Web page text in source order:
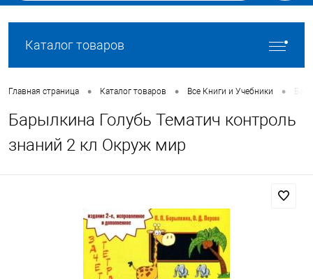
Каталог товаров
Главная страница • Каталог товаров • Все Книги и Учебники •
Барылкина Голубь Тематич контроль
знаний 2 кл Окруж мир